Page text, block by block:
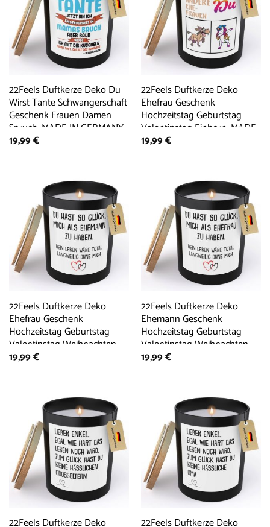
22Feels Duftkerze Deko Du
Wirst Tante Schwangerschaft
Geschenk Frauen Damen
Spruch, MADE IN GERMANY,
Europäisches Sojawachs,
19,99€
22Feels Duftkerze Deko
Ehefrau Geschenk
Hochzeitstag Geburtstag
Valentinstag Einhorn, MADE
IN GERMANY, Europäisches
19,99€
22Feels Duftkerze Deko
Ehefrau Geschenk
Hochzeitstag Geburtstag
Valentinstag Weihnachten,
MADE IN GERMANY,
19,99€
22Feels Duftkerze Deko
Ehemann Geschenk
Hochzeitstag Geburtstag
Valentinstag Weihnachten,
MADE IN GERMANY,
19,99€
22Feels Duftkerze Deko 22Feels Duftkerze Deko